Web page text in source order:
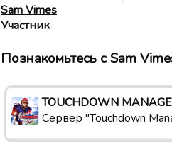
Sam Vimes
Участник
Познакомьтесь с Sam
TOUCHDOWN
Сервер "Touchdown